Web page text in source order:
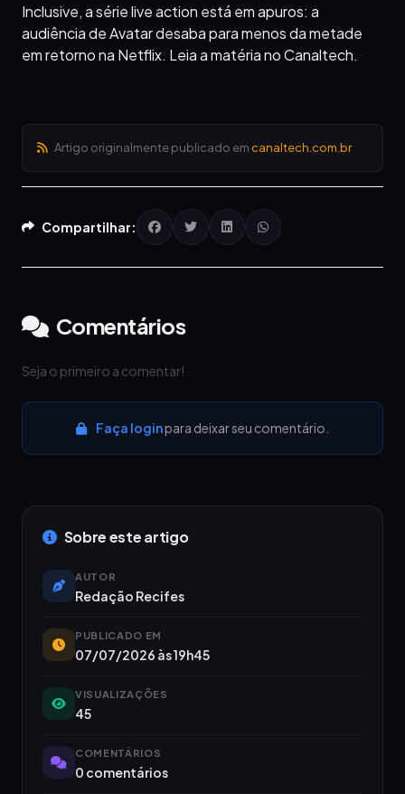
Inclusive, a série live action está em apuros: a
audiência de Avatar desaba para menos da metade
em retorno na Netflix. Leia a matéria no Canaltech.
Artigo originalmente publicado em canaltech.com.br
Compartilhar:
Comentários
Seja o primeiro a comentar!
Faça loginpara deixar seu comentário.
Sobre este artigo
AUTOR
Redação Recifes
PUBLICADO EM
07/07/2026 às 19h45
VISUALIZAÇÕES
45
COMENTÁRIOS
0 comentários